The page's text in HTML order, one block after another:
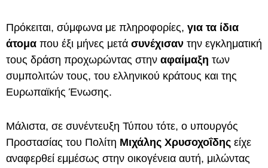
Πρόκειται, σύμφωνα με πληροφορίες, για τα ίδια
άτομα που έξι μήνες μετά συνέχισαν την εγκληματική
τους δράση προχωρώντας στην αφαίμαξη των
συμπολιτών τους, του ελληνικού κράτους και της
Ευρωπαϊκής Ένωσης.
Μάλιστα, σε συνέντευξη Τύπου τότε, ο υπουργός
Προστασίας του Πολίτη Μιχάλης Χρυσοχοΐδης είχε
αναφερθεί εμμέσως στην οικογένεια αυτή, μιλώντας